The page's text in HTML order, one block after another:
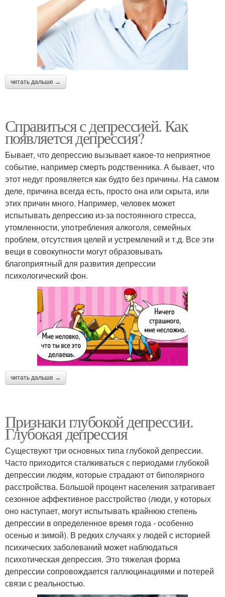
читать дальше →
Справиться с депрессией. Как
появляется депрессия?
Бывает, что депрессию вызывает какое-то неприятное
событие, например смерть родственника. А бывает, что
этот недуг проявляется как будто без причины. На самом
деле, причина всегда есть, просто она или скрыта, или
этих причин много. Например, человек может
испытывать депрессию из-за постоянного стресса,
утомленности, употребления алкоголя, семейных
проблем, отсутствия целей и устремлений и т.д. Все эти
вещи в совокупности могут образовывать
благоприятный для развития депрессии
психологический фон.
читать дальше →
Признаки глубокой депрессии.
Глубокая депрессия
Существуют три основных типа глубокой депрессии.
Часто приходится сталкиваться с периодами глубокой
депрессии людям, которые страдают от биполярного
расстройства. Большой процент населения затрагивает
сезонное аффективное расстройство (люди, у которых
оно наступает, могут испытывать крайнюю степень
депрессии в определенное время года - особенно
осенью и зимой). В редких случаях у людей с историей
психических заболеваний может наблюдаться
психотическая депрессия. Это тяжелая форма
депрессии сопровождается галлюцинациями и потерей
связи с реальностью.